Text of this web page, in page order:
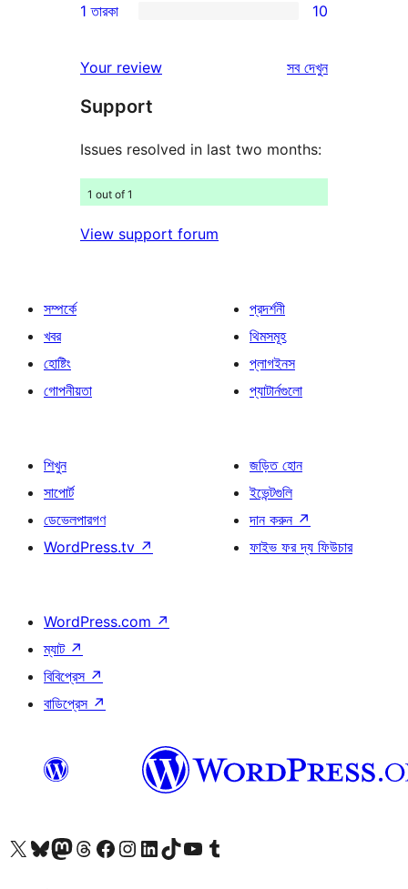
রিভিউ
স্টার
2-
রিভিউ
স্টার
রিভিউ
1 তারকা 10
Your review সবরিভিউ
দেখুন
Support
Issues resolved in last two months:
1 out of 1
View support forum
সম্পর্কে
খবর
হোষ্টিং
গোপনীয়তা
প্রদর্শনী
থিমসমূহ
প্লাগইনস
প্যাটার্নগুলো
শিখুন
সাপোর্ট
ডেভেলপারগণ
WordPress.tv ↗
জড়িত হোন
ইভেন্টগুলি
দান করুন ↗
ফাইভ ফর দ্য ফিউচার
WordPress.com ↗
ম্যাট ↗
বিবিপ্রেস ↗
বাডিপ্রেস ↗
আমাদের X (আগের টুইটার) অ্যাকাউন্টে যানআমাদের Bluesky অ্যাকাউন্টটি দেখুনআমাদের মাস্টোডন অ্যাকাউন্টটি দেখুনআমাদের থ্রেডস অ্যাকাউন্টটি দেখুনআমাদের ফেসবুক পেজ দেখুনআমাদের ইন্সটাগ্রাম অ্যাকাউন্ট দেখুনআমাদের লিঙ্কডইন অ্যাকাউন্টে যানআমাদের TikTok অ্যাকাউন্টটি দেখুনআমাদের ইউটিউব চ্যানেলে যান আমাদের টাম্বলার অ্যাকাউন্ট দেখুন